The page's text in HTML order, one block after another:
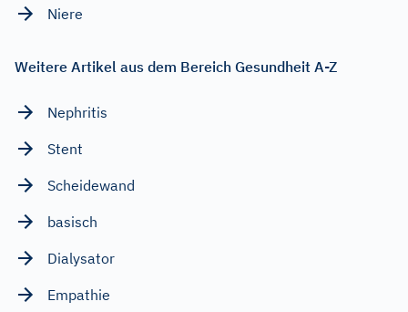
Niere
Weitere Artikel aus dem Bereich Gesundheit A-Z
Nephritis
Stent
Scheidewand
basisch
Dialysator
Empathie